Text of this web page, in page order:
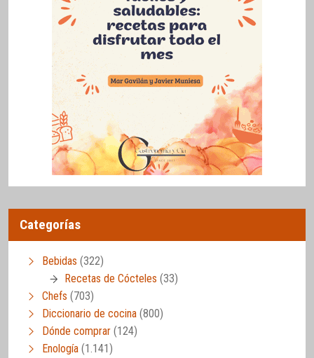
Categorías
Bebidas (322)
Recetas de Cócteles (33)
Chefs (703)
Diccionario de cocina (800)
Dónde comprar (124)
Enología (1.141)